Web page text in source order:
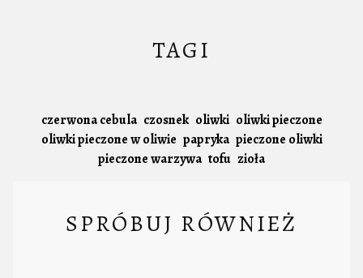
TAGI
czerwona cebula czosnek oliwki oliwki pieczone
oliwki pieczone w oliwie papryka pieczone oliwki
pieczone warzywa tofu zioła
SPRÓBUJ RÓWNIEŻ